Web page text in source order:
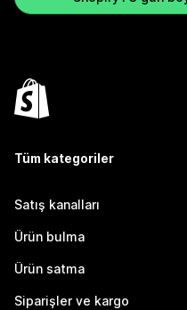
Tüm kategoriler
Satış kanalları
Ürün bulma
Ürün satma
Siparişler ve kargo